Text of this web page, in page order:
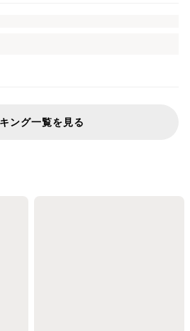
ング一覧を見る